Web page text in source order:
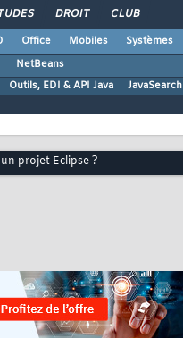
DROIT CLUB
Office Mobiles
Systèmes
NetBeans
Outils, EDI & API Java JavaSearch
projet Eclipse ?